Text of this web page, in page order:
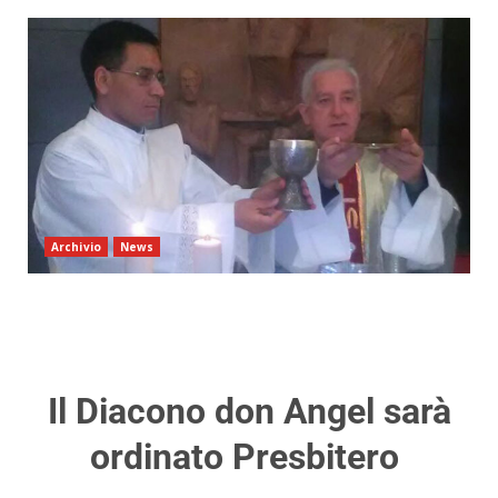
Archivio News
Il Diacono don Angel sarà
ordinato Presbitero